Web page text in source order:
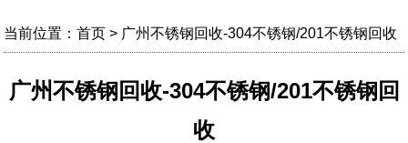
当前位置：首页 > 广州不锈钢回收-304不锈钢/201不锈钢回收
广州不锈钢回收-304不锈钢/201不锈钢回
收